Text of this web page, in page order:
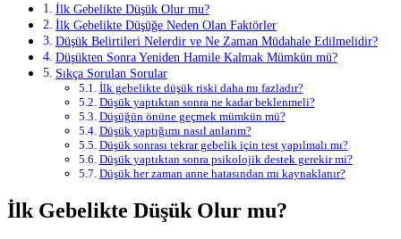
İlk Gebelikte Düşük Olur mu?
İlk Gebelikte Düşüğe Neden Olan Faktörler
Düşük Belirtileri Nelerdir ve Ne Zaman Müdahale Edilmelidir?
Düşükten Sonra Yeniden Hamile Kalmak Mümkün mü?
Sıkça Sorulan Sorular
İlk gebelikte düşük riski daha mı fazladır?
Düşük yaptıktan sonra ne kadar beklenmeli?
Düşüğün önüne geçmek mümkün mü?
Düşük yaptığımı nasıl anlarım?
Düşük sonrası tekrar gebelik için test yapılmalı mı?
Düşük yaptıktan sonra psikolojik destek gerekir mi?
Düşük her zaman anne hatasından mı kaynaklanır?
İlk Gebelikte Düşük Olur mu?